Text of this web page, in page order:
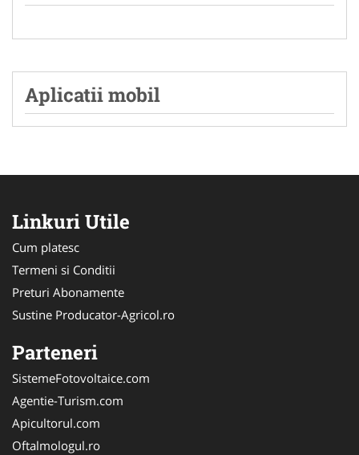
Aplicatii mobil
Linkuri Utile
Cum platesc
Termeni si Conditii
Preturi Abonamente
Sustine Producator-Agricol.ro
Parteneri
SistemeFotovoltaice.com
Agentie-Turism.com
Apicultorul.com
Oftalmologul.ro